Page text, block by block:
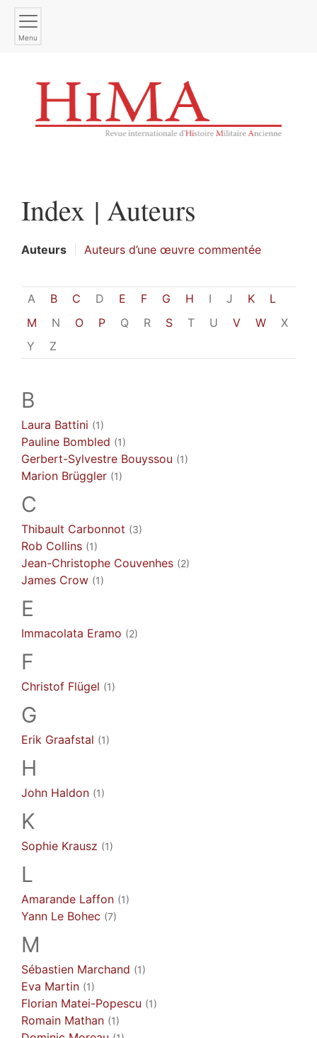
Menu
Index | Auteurs
Auteurs Auteurs d’une œuvre commentée
A B C D E F G H I J K
L
M
N O P Q R S T U V W
X
Y
Z
B
Laura Battini (1)
Pauline Bombled (1)
Gerbert-Sylvestre Bouyssou (1)
Marion Brüggler (1)
C
Thibault Carbonnot (3)
Rob Collins (1)
Jean-Christophe Couvenhes (2)
James Crow (1)
E
Immacolata Eramo (2)
F
Christof Flügel (1)
G
Erik Graafstal (1)
H
John Haldon (1)
K
Sophie Krausz (1)
L
Amarande Laffon (1)
Yann Le Bohec (7)
M
Sébastien Marchand (1)
Eva Martin (1)
Florian Matei-Popescu (1)
Romain Mathan (1)